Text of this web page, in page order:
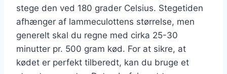
stege den ved 180 grader Celsius. Stegetiden
afhænger af lammeculottens størrelse, men
generelt skal du regne med cirka 25-30
minutter pr. 500 gram kød. For at sikre, at
kødet er perfekt tilberedt, kan du bruge et